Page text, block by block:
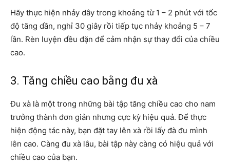
Hãy thực hiện nhảy dây trong khoảng từ 1 – 2 phút với tốc
độ tăng dần, nghỉ 30 giây rồi tiếp tục nhảy khoảng 5 – 7
lần. Rèn luyện đều đặn để cảm nhận sự thay đổi của chiều
cao.
3. Tăng chiều cao bằng đu xà
Đu xà là một trong những bài tập tăng chiều cao cho nam
trưởng thành đơn giản nhưng cực kỳ hiệu quả. Để thực
hiện động tác này, bạn đặt tay lên xà rồi lấy đà đu mình
lên cao. Càng đu xà lâu, bài tập này càng có hiệu quả với
chiều cao của bạn.